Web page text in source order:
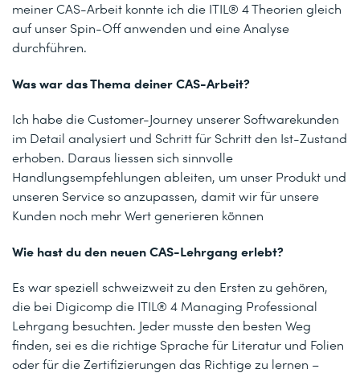
meiner CAS-Arbeit konnte ich die ITIL® 4 Theorien gleich
auf unser Spin-Off anwenden und eine Analyse
durchführen.
Was war das Thema deiner CAS-Arbeit?
Ich habe die Customer-Journey unserer Softwarekunden
im Detail analysiert und Schritt für Schritt den Ist-Zustand
erhoben. Daraus liessen sich sinnvolle
Handlungsempfehlungen ableiten, um unser Produkt und
unseren Service so anzupassen, damit wir für unsere
Kunden noch mehr Wert generieren können
Wie hast du den neuen CAS-Lehrgang erlebt?
Es war speziell schweizweit zu den Ersten zu gehören,
die bei Digicomp die ITIL® 4 Managing Professional
Lehrgang besuchten. Jeder musste den besten Weg
finden, sei es die richtige Sprache für Literatur und Folien
oder für die Zertifizierungen das Richtige zu lernen –